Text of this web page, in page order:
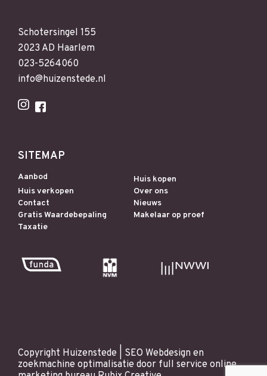
Schotersingel 155
2023 AD Haarlem
023-5264060
info@huizenstede.nl
SITEMAP
Aanbod
Huis kopen
Huis verkopen
Over ons
Contact
Nieuws
Gratis Waardebepaling
Makelaar op proef
Taxatie
Copyright Huizenstede | SEO Webdesign en
zoekmachine optimalisatie door full service online